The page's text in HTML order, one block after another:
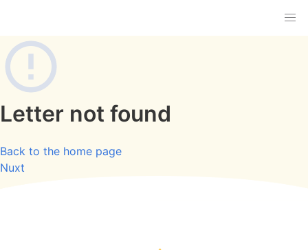
Letter not found
Back to the home page
Nuxt